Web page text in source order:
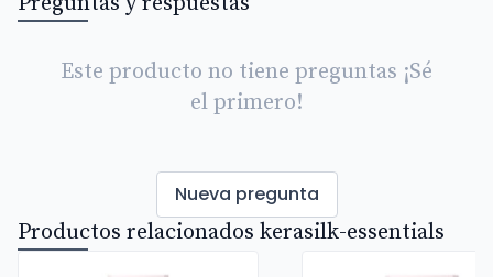
Este producto no tiene preguntas ¡Sé
el primero!
Nueva pregunta
Productos relacionados kerasilk-essentials